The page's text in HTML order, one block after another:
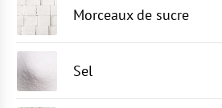
Morceaux de sucre
Sel